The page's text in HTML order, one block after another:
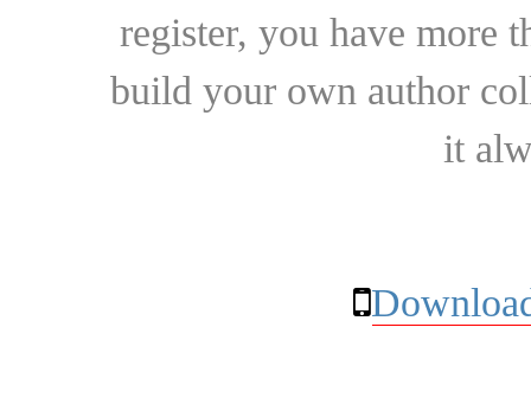
register, you have more
build your own author
it